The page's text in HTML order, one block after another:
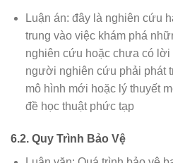
Luận án: đây là nghiên cứu
trung vào việc khám phá
nghiên cứu hoặc chưa có lời
người nghiên cứu phải phát
mô hình mới hoặc lý thuyết
đề học thuật phức tạp
6.2. Quy Trình Bảo Vệ